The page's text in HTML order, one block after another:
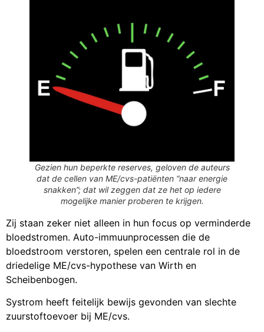
Gezien hun beperkte reserves, geloven de auteurs
dat de cellen van ME/cvs-patiënten “naar energie
snakken”; dat wil zeggen dat ze het op iedere
mogelijke manier proberen te krijgen.
Zij staan zeker niet alleen in hun focus op verminderde
bloedstromen. Auto-immuunprocessen die de
bloedstroom verstoren, spelen een centrale rol in de
driedelige ME/cvs-hypothese van Wirth en
Scheibenbogen.
Systrom heeft feitelijk bewijs gevonden van slechte
zuurstoftoevoer bij ME/cvs.